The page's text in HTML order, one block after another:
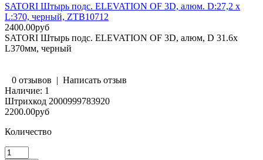
SATORI Штырь подс. ELEVATION OF 3D, алюм. D:27,2 х
L:370, черный, ZTB10712
2400.00руб
SATORI Штырь подс. ELEVATION OF 3D, алюм, D 31.6х
L370мм, черный
0 отзывов | Написать отзыв
Наличие: 1
Штрихкод 2000999783920
2200.00руб
Количество